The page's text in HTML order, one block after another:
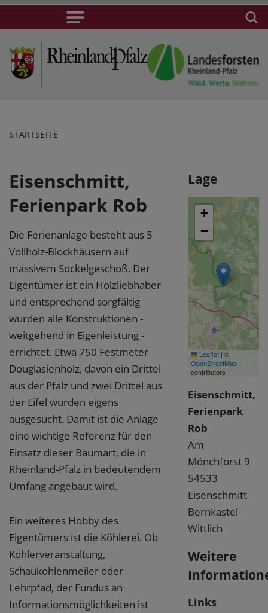
STARTSEITE
Eisenschmitt,
Ferienpark Rob
Die Ferienanlage besteht aus 5
Vollholz-Blockhäusern auf
massivem Sockelgeschoß. Der
Eigentümer ist ein Holzliebhaber
und entsprechend sorgfältig
wurden alle Konstruktionen -
weitgehend in Eigenleistung -
errichtet. Etwa 750 Festmeter
Douglasienholz, davon ein Drittel
aus der Pfalz und zwei Drittel aus
der Eifel wurden eigens
ausgesucht. Damit ist die Anlage
eine wichtige Referenz für den
Einsatz dieser Baumart, die in
Rheinland-Pfalz in bedeutendem
Umfang angebaut wird.
Ein weiteres Hobby des
Eigentümers ist die Köhlerei. Ob
Köhlerveranstaltung,
Schaukohlenmeiler oder
Lehrpfad, der Fundus an
Informationsmöglichkeiten ist
Lage
+
−
Leaflet | ©
OpenStreetMap
contributors
Eisenschmitt,
Ferienpark
Rob
Am
Mönchforst 9
54533
Eisenschmitt
Bernkastel-
Wittlich
Weitere
Links